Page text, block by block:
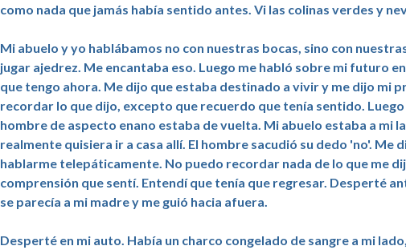
como nada que jamás había sentido antes. Vi las colinas verdes y
Mi abuelo y yo hablábamos no con nuestras bocas, sino con
jugar ajedrez. Me encantaba eso. Luego me habló sobre mi futuro
que tengo ahora. Me dijo que estaba destinado a vivir y me dijo mi
recordar lo que dijo, excepto que recuerdo que tenía sentido.
hombre de aspecto enano estaba de vuelta. Mi abuelo estaba a mi
realmente quisiera ir a casa allí. El hombre sacudió su dedo 'no'. Me
hablarme telepáticamente. No puedo recordar nada de lo que me
comprensión que sentí. Entendí que tenía que regresar. Desperté
se parecía a mi madre y me guió hacia afuera.
Desperté en mi auto. Había un charco congelado de sangre a mi